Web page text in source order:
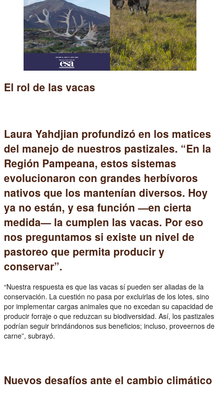
El rol de las vacas
Laura Yahdjian profundizó en los matices
del manejo de nuestros pastizales. “En la
Región Pampeana, estos sistemas
evolucionaron con grandes herbívoros
nativos que los mantenían diversos. Hoy
ya no están, y esa función —en cierta
medida— la cumplen las vacas. Por eso
nos preguntamos si existe un nivel de
pastoreo que permita producir y
conservar”.
“Nuestra respuesta es que las vacas sí pueden ser aliadas de la
conservación. La cuestión no pasa por excluirlas de los lotes, sino
por implementar cargas animales que no excedan su capacidad de
producir forraje o que reduzcan su biodiversidad. Así, los pastizales
podrían seguir brindándonos sus beneficios; incluso, proveernos de
carne”, subrayó.
Nuevos desafíos ante el cambio climático